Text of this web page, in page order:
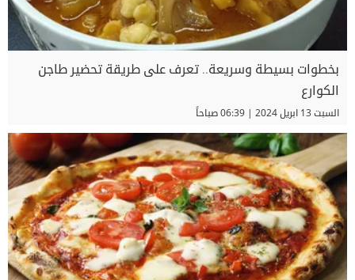
بخطوات بسيطة وسريعة.. تعرف على طريقة تحضير طاجن
الكوارع
السبت 13 ابريل 2024 | 06:39 صباحاً